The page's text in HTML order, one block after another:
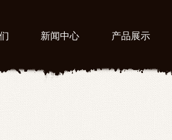
新闻中心 产品展示